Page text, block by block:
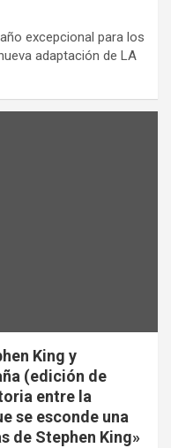
excepcional para los
adaptación de LA
King y
(edición de
entre la
se esconde una
de Stephen King»